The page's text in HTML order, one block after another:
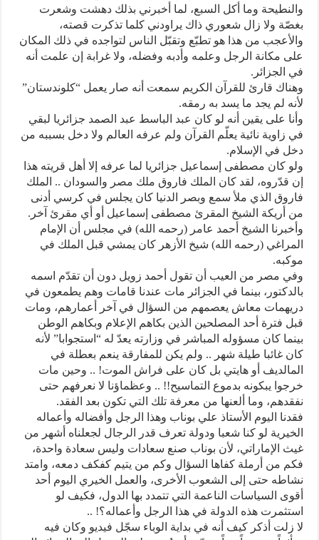
والنطيحة وما أكل السبع، لما أخبرني بذلك دهشت وشعرت
بغصّة ولا زال شعوري ذاك يراودني كلما تذكرت قصته،
والأعجب من هذا هو تطبّع وتقبّل الناس لتواجده في ذلك المكان
على مكانة الرجل وعلمه وأدبه وفضله، ولا غرابة إن علمت أنه
في الجزائر.
وهناك قارئ للقرآن الكريم سمعت أنه صار يعمل “كلوندستان”
لأنه لم يجد ما يسد به رمقه.
وأنا على يقين أنه لو كان عبد الباسط عبد الصمد جزائريا لبقي
في زاوية نائية يعلّم القرآن ولم عرفه العالم ولا دخل بسببه من
دخل في الإسلام.
ولو كان مصطفى إسماعيل جزائريا لما عرفه إلا أهل قريته هذا
إن قدّروه، لقد كان الملك فاروق ملك مصر والسودان .. الملك
فاروق الذي ملأ سمع وبصر الدنيا كان يجلس في كرسي أدنى
من أريكة الشيخ المقرئ مصطفى إسماعيل أو أي مقرئ آخر.
وأخبرنا الشيخ أحمد عامر (رحمه الله) في مجلس أن الإمام
المراغي (رحمه الله) شيخ الأزهر كان يمشي قبل الملك في
موكبه.
وفي مصر من العيب أن تقول أحمد زويل دون أن تقدّم اسمه
بالدكتور، بينما في الجزائر مات عندنا قامات وهم يطمعون في
دريهمات معاش يعصمهم من السؤال في آخر أعمارهم، ومات
قبل فترة أحد المصلحين الذين بكاهم الإعلام وبكاهم الوطن
بينما كان مسؤوله المباشر في وزارته يعدّ له “استجوابا” لأنه
كان غائبا طيلة شهر .. ولم يكن للمفارقة ينعم بعطلة في
المالديف أو هايتي بل كان على فراش الموت! .. وحين مات
خرجوا يبكونه بدموع التماسيح!! .. وعظماؤنا لا نعرفهم حتى
نفقدهم، وما ألعنها من معرفة تلك التي تكون بعد الفقد.
فقدنا اليوم الأستاذ علي بوناب وهذا الرجل وأفضاله وأعماله
الخيرية لو كنا شعبا ودولة تعرف قدر الرجال لجعلناه أشهر من
غيث الإماراتي، لأن بوناب صنع سعادات وليس سعادة واحدة،
فكم من أرملة كفاها السؤال وكم من يتيم كفكف دمعه، وامتد
نشاطه حتى إلى الشعوب الأخرى، والعمل الخيري اليوم أحد
أقوى السياسات الناعمة التي تتمدد بها الدول، فكيف لو
استثمرت هذه الدولة في هذا الرجل وأعماله؟! ..
لا زلت أذكر كيف أنه في بداية الوباء سجّل فيديو وكان فيه